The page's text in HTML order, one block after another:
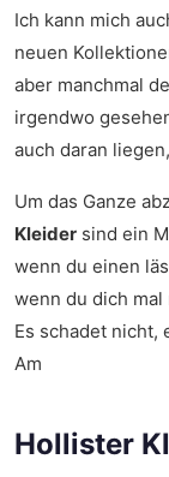
Ich kann mich
neuen
aber manchmal
irgendwo
auch daran
Um das Ganze
Kleider sind ein
wenn du einen
wenn du dich
Es schadet nicht,
Am
Hollister